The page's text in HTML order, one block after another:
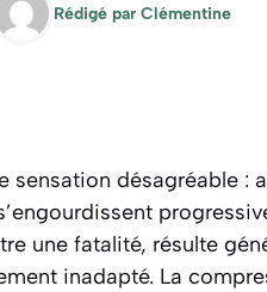
Rédigé par Clémentine
désagréable :
une fatalité, résulte
inadapté. La